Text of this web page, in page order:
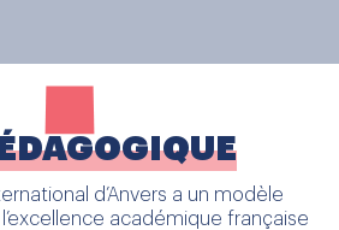
d’Anvers a un modèle
académique française